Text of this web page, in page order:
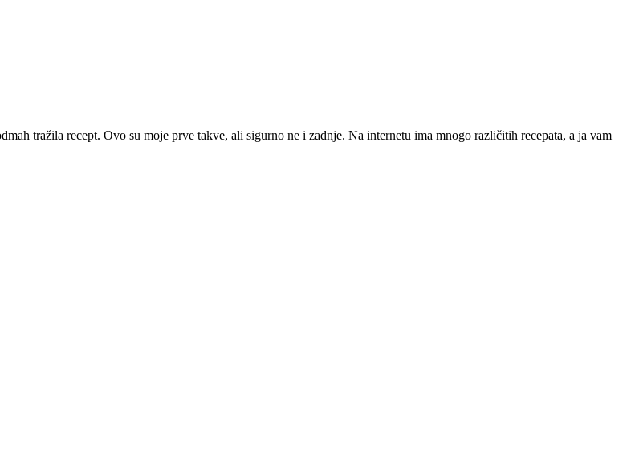
tražila recept. Ovo su moje prve takve, ali sigurno ne i zadnje. Na internetu ima mnogo različitih recepata, a ja vam